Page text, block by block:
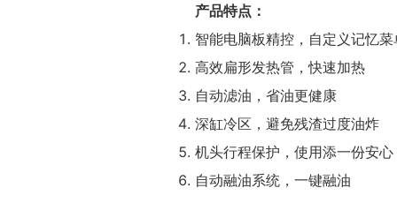
产品特点：
智能电脑板精控，自定义记忆菜
高效扁形发热管，快速加热
自动滤油，省油更健康
深缸冷区，避免残渣过度油炸
机头行程保护，使用添一份安心
自动融油系统，一键融油